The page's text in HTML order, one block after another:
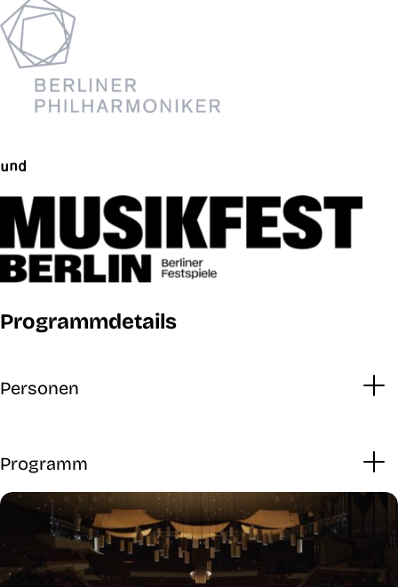
und
Programmdetails
Personen
Programm